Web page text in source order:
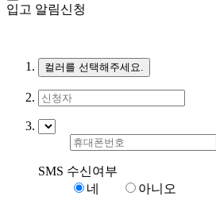
입고 알림신청
컬러를 선택해주세요.
SMS 수신여부
네
아니오